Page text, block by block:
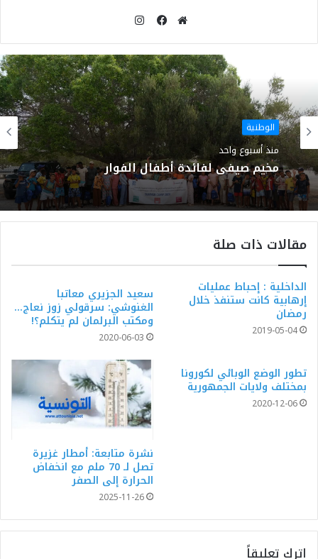
الويب
الوطنية
منذ أسبوع واحد
مخيم صيفي لفائدة أطفال الفوار
مقالات ذات صلة
الداخلية : إحباط عمليات
إرهابية كانت ستنفذ خلال
رمضان
2019-05-04
سعيد الجزيري معاتبا
الغنوشي: سرقولي زوز نعاج…
ومكتب البرلمان لم يتكلم؟!
2020-06-03
تطور الوضع الوبائي لكورونا
بمختلف ولايات الجمهورية
2020-12-06
نشرة متابعة: أمطار غزيرة
تصل لـ 70 ملم مع انخفاض
الحرارة إلى الصفر
2025-11-26
اترك تعليقاً